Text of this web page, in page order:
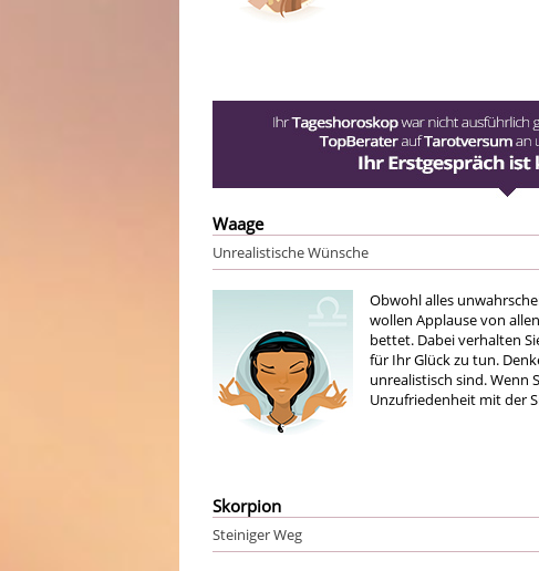
Waage
Unrealistische Wünsche
Obwohl alles
wollen Applause von
bettet. Dabei verhalten
für Ihr Glück zu tun.
unrealistisch sind. Wenn
Unzufriedenheit mit der
Skorpion
Steiniger Weg